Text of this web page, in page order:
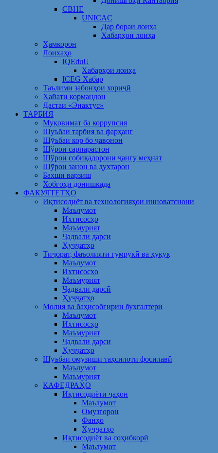
CBHE
UNICAC
Дар бораи лоиҳа
Хабарҳои лоиҳа
Ҳамкорон
Лоихаҳо
IQEduU
Хабарҳои лоиҳа
ICEG Хабар
Таълими забонҳои хориҷӣ
Ҳайати кормандон
Дастаи «Энактус»
ТАРБИЯ
Муқовимат ба коррупсия
Шуъбаи тарбия ва фарҳанг
Шӯъбаи кор бо ҷавонон
Шўрои сарпарастон
Шўрои собиқадорони ҷангу меҳнат
Шӯрои занон ва духтарон
Бахши варзиш
Хобгоҳи донишкада
ФАКУЛТЕТҲО
Иқтисодиёт ва технологияҳои инноватсионӣ
Маълумот
Ихтисосҳо
Маъмурият
Ҷадвали дарсӣ
Ҳуҷҷатҳо
Тиҷорат, фаъолияти гумрукӣ ва ҳуқуқ
Маълумот
Ихтисосҳо
Маъмурият
Ҷадвали дарсӣ
Ҳуҷҷатҳо
Молия ва баҳисобгирии бухгалтерӣ
Маълумот
Ихтисосҳо
Маъмурият
Ҷадвали дарсӣ
Ҳуҷҷатҳо
Шуъбаи омӯзиши таҳсилоти фосилавӣ
Маълумот
Маъмурият
КАФЕДРАҲО
Иқтисодиёти ҷаҳон
Маълумот
Омузгорон
Фанҳо
Ҳуҷҷатҳо
Иқтисодиёт ва соҳибкорӣ
Маълумот